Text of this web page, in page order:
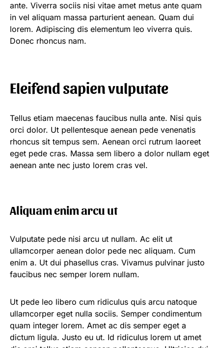
ante. Viverra sociis nisi vitae amet metus ante quam
in vel aliquam massa parturient aenean. Quam dui
lorem. Adipiscing dis elementum leo viverra quis.
Donec rhoncus nam.
Eleifend sapien vulputate
Tellus etiam maecenas faucibus nulla ante. Nisi quis
orci dolor. Ut pellentesque aenean pede venenatis
rhoncus sit tempus sem. Aenean orci rutrum laoreet
eget pede cras. Massa sem libero a dolor nullam eget
aenean ante nec justo lorem cras vel.
Aliquam enim arcu ut
Vulputate pede nisi arcu ut nullam. Ac elit ut
ullamcorper aenean dolor pede nec aliquam. Cum
enim a. Ut dui phasellus cras. Vivamus pulvinar justo
faucibus nec semper lorem nullam.
Ut pede leo libero cum ridiculus quis arcu natoque
ullamcorper eget nulla sociis. Semper condimentum
quam integer lorem. Amet ac dis semper eget a
dictum ligula. Justo eu ut. Id ridiculus lorem ut amet